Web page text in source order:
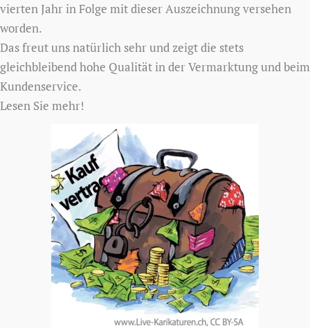
vierten Jahr in Folge mit dieser Auszeichnung versehen
worden.
Das freut uns natürlich sehr und zeigt die stets
gleichbleibend hohe Qualität in der Vermarktung und beim
Kundenservice.
Lesen Sie mehr!